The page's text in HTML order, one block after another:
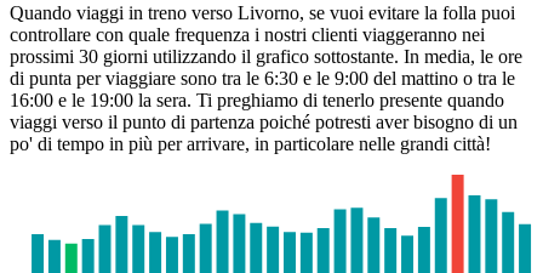
Quando viaggi in treno verso Livorno, se vuoi evitare la folla puoi
controllare con quale frequenza i nostri clienti viaggeranno nei
prossimi 30 giorni utilizzando il grafico sottostante. In media, le ore
di punta per viaggiare sono tra le 6:30 e le 9:00 del mattino o tra le
16:00 e le 19:00 la sera. Ti preghiamo di tenerlo presente quando
viaggi verso il punto di partenza poiché potresti aver bisogno di un
po' di tempo in più per arrivare, in particolare nelle grandi città!